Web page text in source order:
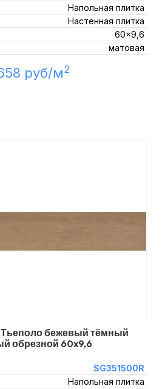
Напольная плитка
Настенная плитка
60x9,6
матовая
руб/м2
Тьеполо бежевый тёмный
обрезной 60x9,6
SG351500R
Напольная плитка